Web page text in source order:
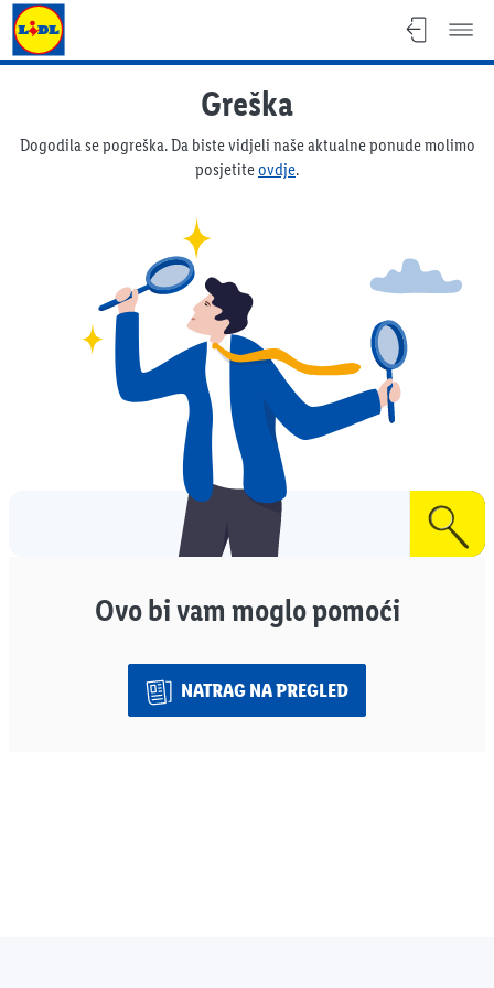
Lidl katalog
Greška
Dogodila se pogreška. Da biste vidjeli naše aktualne ponude molimo
posjetiteovdje.
Ovo bi vam moglo pomoći
NATRAG NA PREGLED